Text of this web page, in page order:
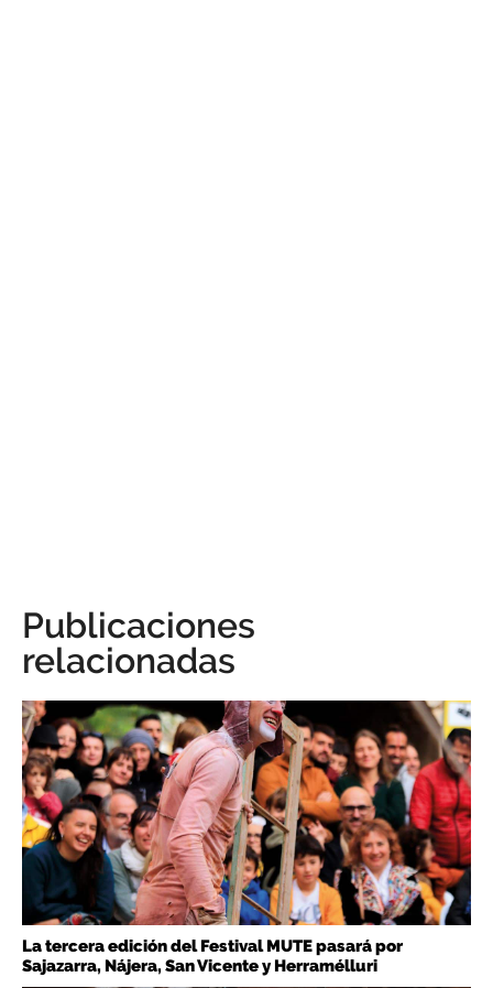
Publicaciones
relacionadas
La tercera edición del Festival MUTE pasará por
Sajazarra, Nájera, San Vicente y Herramélluri